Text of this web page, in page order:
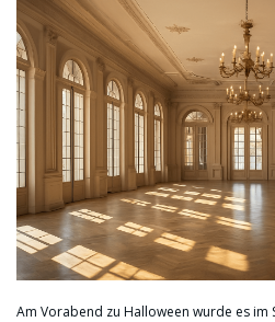
Am Vorabend zu Halloween wurde es im